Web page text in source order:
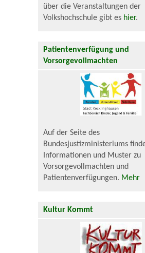
über die Veranstaltungen der
Volkshochschule gibt es hier.
Patientenverfügung und
Vorsorgevollmachten
Auf der Seite des
Bundesjustizministeriums
Informationen und Muster zu
Vorsorgevollmachten und
Patientenverfügungen. Mehr
Kultur Kommt